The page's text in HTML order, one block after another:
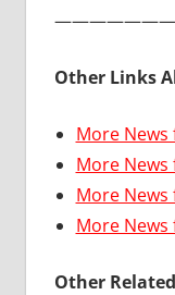
Other Links
More
More
More
More
Other